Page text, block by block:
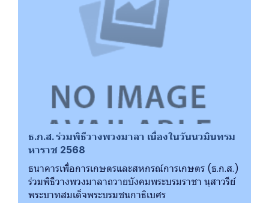
ธ.ก.ส. ร่วมพิธีวางพวงมาลา เนื่องในวันนวมินทรม
หาราช 2568
ธนาคารเพื่อการเกษตรและสหกรณ์การเกษตร (ธ.ก.ส.)
ร่วมพิธีวางพวงมาลาถวายบังคมพระบรมราชา นุสาวรีย์
พระบาทสมเด็จพระบรมชนกาธิเบศร